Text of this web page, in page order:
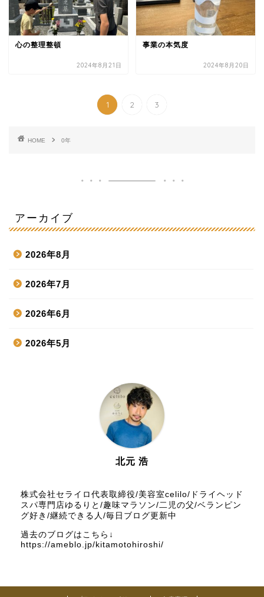
心の整理整頓
2024年8月21日
事業の本気度
2024年8月20日
1 2 3
HOME 0年
アーカイブ
2026年8月
2026年7月
2026年6月
2026年5月
2025年12月
2025年11月
2025年10月
北元 浩
株式会社セライロ代表取締役/美容室celilo/ドライヘッド
スパ専門店ゆるりと/趣味マラソン/二児の父/ベランピン
グ好き/継続できる人/毎日ブログ更新中
過去のブログはこちら↓
https://ameblo.jp/kitamotohiroshi/